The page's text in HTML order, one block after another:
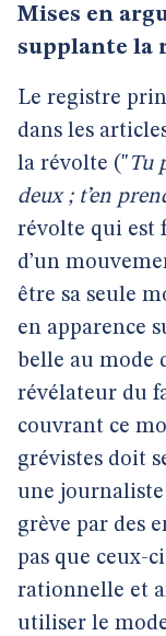
Mises en
supplante la
Le registre
dans les
la révolte ("Tu
deux ; t’en
révolte qui est
d’un
être sa seule
en apparence
belle au mode
révélateur du
couvrant ce
grévistes doit
une
grève par des
pas que ceux-
rationnelle et
utiliser le